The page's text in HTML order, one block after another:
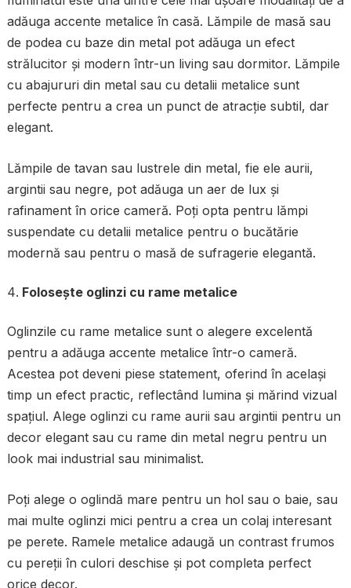
adăuga accente metalice în casă. Lămpile de masă sau
de podea cu baze din metal pot adăuga un efect
strălucitor și modern într-un living sau dormitor. Lămpile
cu abajururi din metal sau cu detalii metalice sunt
perfecte pentru a crea un punct de atracție subtil, dar
elegant.
Lămpile de tavan sau lustrele din metal, fie ele aurii,
argintii sau negre, pot adăuga un aer de lux și
rafinament în orice cameră. Poți opta pentru lămpi
suspendate cu detalii metalice pentru o bucătărie
modernă sau pentru o masă de sufragerie elegantă.
Folosește oglinzi cu rame metalice
Oglinzile cu rame metalice sunt o alegere excelentă
pentru a adăuga accente metalice într-o cameră.
Acestea pot deveni piese statement, oferind în același
timp un efect practic, reflectând lumina și mărind vizual
spațiul. Alege oglinzi cu rame aurii sau argintii pentru un
decor elegant sau cu rame din metal negru pentru un
look mai industrial sau minimalist.
Poți alege o oglindă mare pentru un hol sau o baie, sau
mai multe oglinzi mici pentru a crea un colaj interesant
pe perete. Ramele metalice adaugă un contrast frumos
cu pereții în culori deschise și pot completa perfect
orice decor.